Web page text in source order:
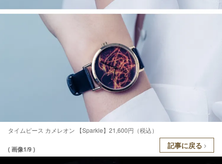
タイムピース カメレオン 【Sparkle】21,600円（税込）
( 画像1/9 ) 記事に戻る